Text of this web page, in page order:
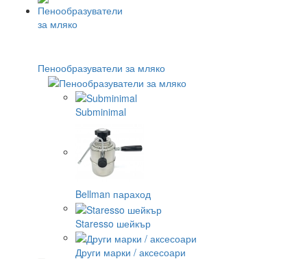
Пенообразуватели за мляко
Subminimal
Bellman параход
Staresso шейкър
Други марки / аксесоари